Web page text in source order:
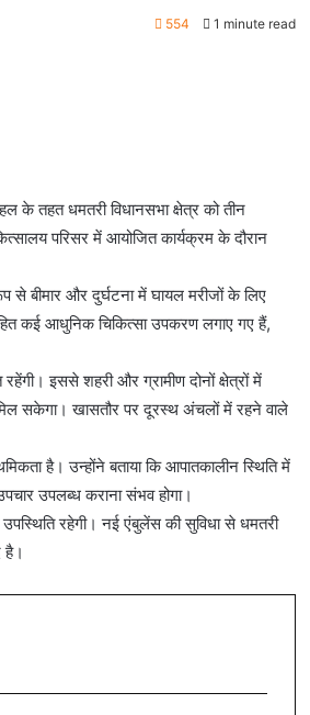
554 1 minute read
के तहत धमतरी विधानसभा क्षेत्र को तीन
परिसर में आयोजित कार्यक्रम के दौरान
बीमार और दुर्घटना में घायल मरीजों के लिए
कई आधुनिक चिकित्सा उपकरण लगाए गए हैं,
इससे शहरी और ग्रामीण दोनों क्षेत्रों में
सकेगा। खासतौर पर दूरस्थ अंचलों में रहने वाले
है। उन्होंने बताया कि आपातकालीन स्थिति में
उपलब्ध कराना संभव होगा।
रहेगी। नई एंबुलेंस की सुविधा से धमतरी
है।